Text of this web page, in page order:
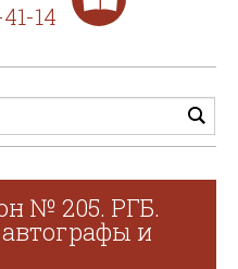
14
№ 205. РГБ.
и